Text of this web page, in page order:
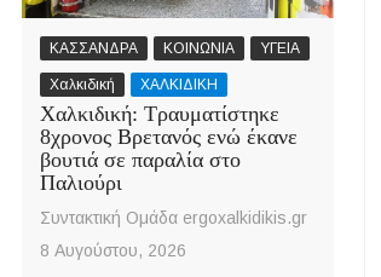
ΚΑΣΣΑΝΔΡΑ ΚΟΙΝΩΝΙΑ ΥΓΕΙΑ
Χαλκιδική ΧΑΛΚΙΔΙΚΗ
Χαλκιδική: Τραυματίστηκε
8χρονος Βρετανός ενώ έκανε
βουτιά σε παραλία στο
Παλιούρι
Συντακτική Ομάδα ergoxalkidikis.gr
8 Αυγούστου, 2026